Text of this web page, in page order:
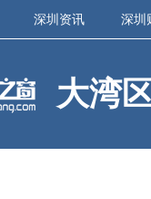
深圳资讯 深圳
大湾